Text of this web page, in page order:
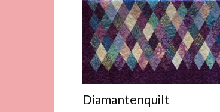
Diamantenquilt